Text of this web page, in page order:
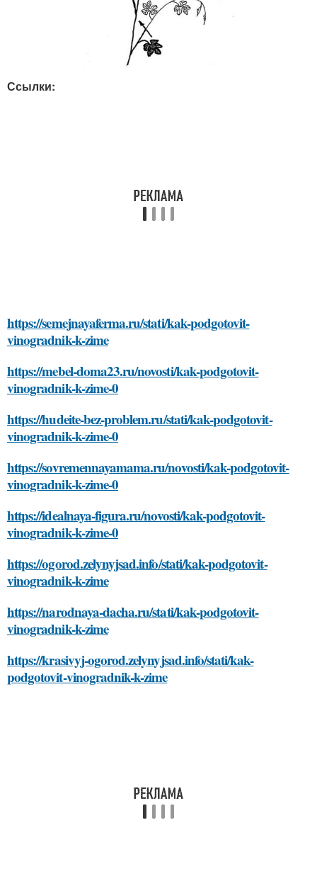
Ссылки:
https://semejnayaferma.ru/stati/kak-podgotovit-
vinogradnik-k-zime
https://mebel-doma23.ru/novosti/kak-podgotovit-
vinogradnik-k-zime-0
https://hudeite-bez-problem.ru/stati/kak-podgotovit-
vinogradnik-k-zime-0
https://sovremennayamama.ru/novosti/kak-podgotovit-
vinogradnik-k-zime-0
https://idealnaya-figura.ru/novosti/kak-podgotovit-
vinogradnik-k-zime-0
https://ogorod.zelynyjsad.info/stati/kak-podgotovit-
vinogradnik-k-zime
https://narodnaya-dacha.ru/stati/kak-podgotovit-
vinogradnik-k-zime
https://krasivyj-ogorod.zelynyjsad.info/stati/kak-
podgotovit-vinogradnik-k-zime